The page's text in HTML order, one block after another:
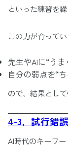
といった練習を繰
この力が育ってい
先生やAIに“う
自分の弱点を“
ので、結果として
4-3．試行錯
AI時代のキーワー